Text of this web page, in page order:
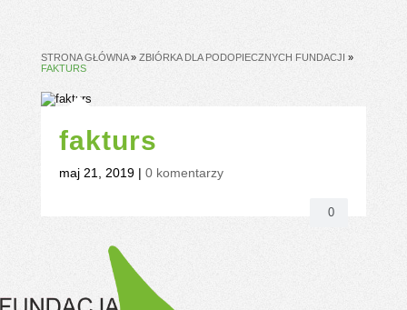
STRONA GŁÓWNA» ZBIÓRKA DLA PODOPIECZNYCH FUNDACJI »
FAKTURS
fakturs
maj 21, 2019| 0 komentarzy
0